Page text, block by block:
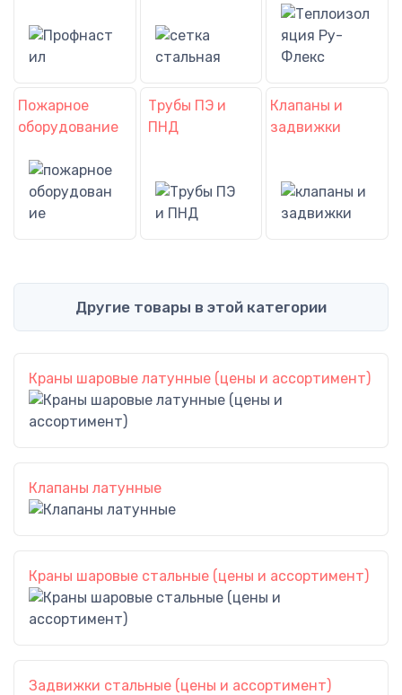
Пожарное
оборудование
Трубы ПЭ и
ПНД
Клапаны и
задвижки
Другие товары в этой категории
Краны шаровые латунные (цены и ассортимент)
Клапаны латунные
Краны шаровые стальные (цены и ассортимент)
Задвижки стальные (цены и ассортимент)